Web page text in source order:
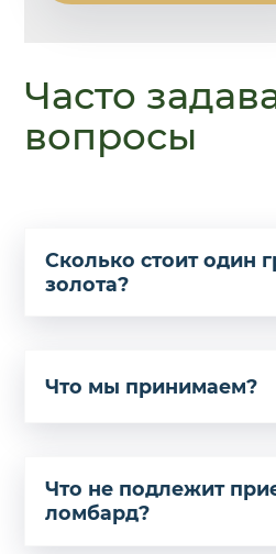
Часто
вопросы
Сколько стоит один
золота?
Что мы принимаем?
Что не подлежит
ломбард?